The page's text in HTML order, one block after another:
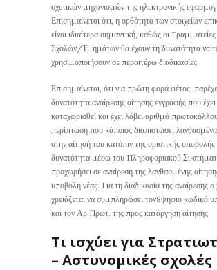
σχετικών μηχανισμών της ηλεκτρονικής
Επισημαίνεται ότι, η ορθότητα των στοιχείων
είναι ιδιαίτερα σημαντική, καθώς οι
Σχολών/Τμημάτων θα έχουν τη δυνατότητα να
χρησιμοποιήσουν σε περαιτέρω διαδικασίες.
Επισημαίνεται, ότι για πρώτη φορά φέτος,
δυνατότητα αναίρεσης αίτησης εγγραφής που έχει
καταχωρισθεί και έχει λάβει αριθμό
περίπτωση που κάποιος διαπιστώσει λανθασμένα
στην αίτησή του κατόπιν της οριστικής υποβολής
δυνατότητα μέσω του Πληροφοριακού
προχωρήσει σε αναίρεση της λανθασμένης
υποβολή νέας. Για τη διαδικασία της αναίρεσης ο
χρειάζεται να συμπληρώσει τον8ψηφιο κωδικό
και τον Αρ.Πρωτ. της προς κατάργηση αίτησης.
Τι ισχύει για
– Αστυνομικές σχολές